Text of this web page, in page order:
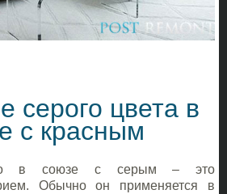
серого цвета в
с красным
в союзе с серым – это
Обычно он применяется в